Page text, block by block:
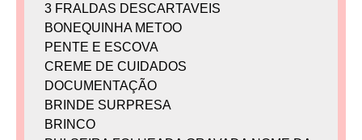
3 FRALDAS DESCARTAVEIS
BONEQUINHA METOO
PENTE E ESCOVA
CREME DE CUIDADOS
DOCUMENTAÇÃO
BRINDE SURPRESA
BRINCO